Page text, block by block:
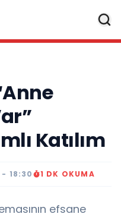
Katılım
18:30 1 DK OKUMA
efsane